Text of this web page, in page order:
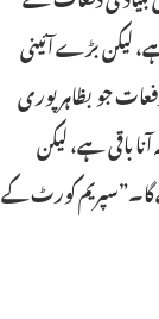
لیکن بڑے آئینی
جو بظاہر پوری
باقی ہے، لیکن
گا۔”سپریم کورٹ کے